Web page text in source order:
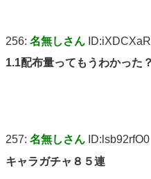
256: 名無しさん
1.1配布量ってもうわかった？
257: 名無しさん ID:lsb92rfO0
キャラガチャ８５連